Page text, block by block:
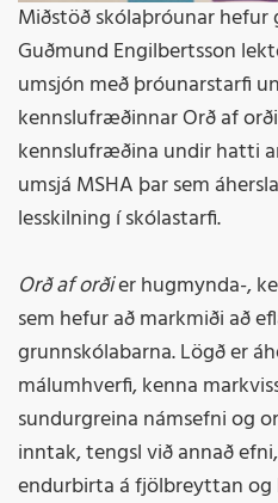
Miðstöð skólaþróunar hefur
Guðmund Engilbertsson
umsjón með þróunarstarfi
kennslufræðinnar Orð af
kennslufræðina undir hatti
umsjá MSHA þar sem
lesskilning í skólastarfi.
Orð af orðier hugmynda-,
sem hefur að markmiði að
grunnskólabarna. Lögð er
málumhverfi, kenna
sundurgreina námsefni og
inntak, tengsl við annað
endurbirta á fjölbreyttan